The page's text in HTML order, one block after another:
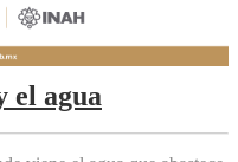
el agua